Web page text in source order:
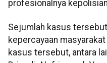
profesionalnya
Sejumlah kasus
kepercayaan
kasus tersebut, antara